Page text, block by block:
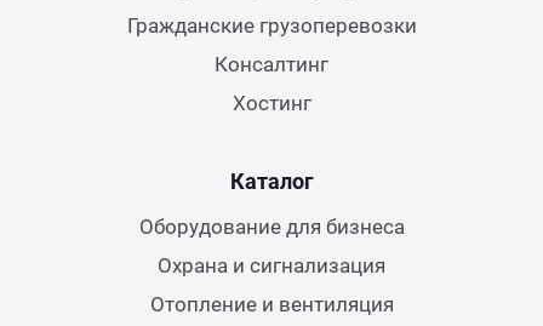
Гражданские грузоперевозки
Консалтинг
Хостинг
Каталог
Оборудование для бизнеса
Охрана и сигнализация
Отопление и вентиляция